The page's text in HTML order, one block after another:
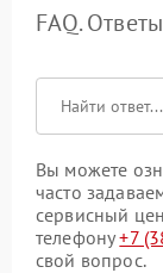
FAQ.
Вы можете
часто
сервисный
телефону+7
свой вопрос.